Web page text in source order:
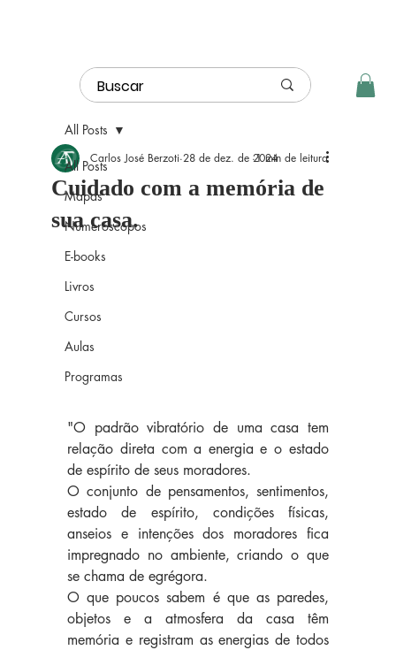
All Posts
Mapas
Numeróscopos
E-books
Livros
Cursos
Aulas
Programas
All Posts
Cuidado com a memória de
sua casa.
Carlos José Berzoti 28 de dez. de 20241 min de leitura
"O padrão vibratório de uma casa tem
relação direta com a energia e o estado
de espírito de seus moradores.
O conjunto de pensamentos, sentimentos,
estado de espírito, condições físicas,
anseios e intenções dos moradores fica
impregnado no ambiente, criando o que
se chama de egrégora.
O que poucos sabem é que as paredes,
objetos e a atmosfera da casa têm
memória e registram as energias de todos